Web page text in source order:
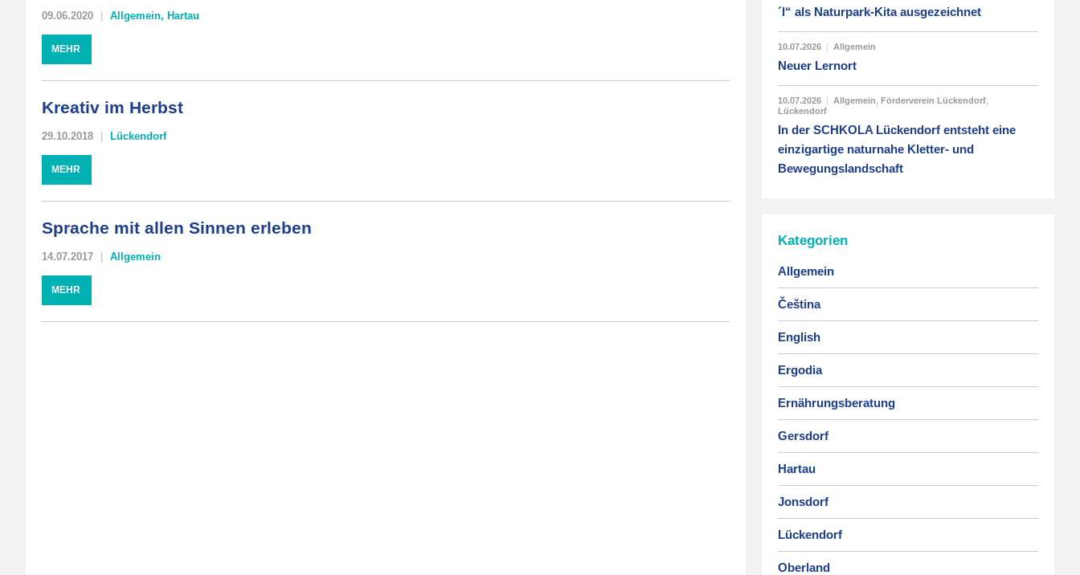
09.06.2020 Allgemein, Hartau
MEHR
Kreativ im Herbst
29.10.2018 Lückendorf
MEHR
Sprache mit allen Sinnen erleben
14.07.2017 Allgemein
MEHR
´l“ als Naturpark-Kita ausgezeichnet
10.07.2026 | Allgemein
Neuer Lernort
10.07.2026 | Allgemein Förderverein Lückendorf
Lückendorf
In der SCHKOLA Lückendorf entsteht eine
einzigartige naturnahe Kletter- und
Bewegungslandschaft
Kategorien
Allgemein
Čeština
English
Ergodia
Ernährungsberatung
Gersdorf
Hartau
Jonsdorf
Lückendorf
Oberland